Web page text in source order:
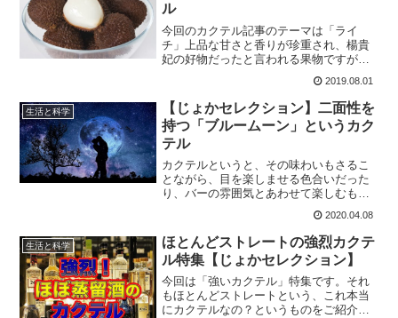
ル
今回のカクテル記事のテーマは「ライ
チ」上品な甘さと香りが珍重され、楊貴
妃の好物だったと言われる果物ですが、
ソ」などが有名です。甘みが強いため、
柑橘類などで酸味を足してやると美味し
いカクテルになります。
2019.08.01
生活と科学
【じょかセレクション】二面性を
持つ「ブルームーン」というカク
テル
カクテルというと、その味わいもさるこ
とながら、目を楽しませる色合いだった
り、バーの雰囲気とあわせて楽しむも
の。そして花言葉のような「カクテル言
葉」というものがあります。今回は意味
深なカクテル言葉を持つ「ブルームー
ン」をご紹介しましょう。
2020.04.08
生活と科学
ほとんどストレートの強烈カクテ
ル特集【じょかセレクション】
今回は「強いカクテル」特集です。それ
もほとんどストレートという、これ本当
にカクテルなの？というものをご紹介。